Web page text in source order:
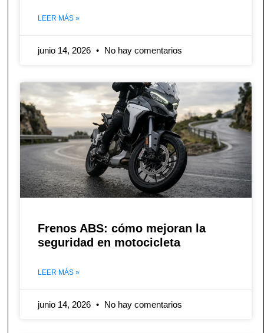
LEER MÁS »
junio 14, 2026 No hay comentarios
Frenos ABS: cómo mejoran la
seguridad en motocicleta
LEER MÁS »
junio 14, 2026 No hay comentarios